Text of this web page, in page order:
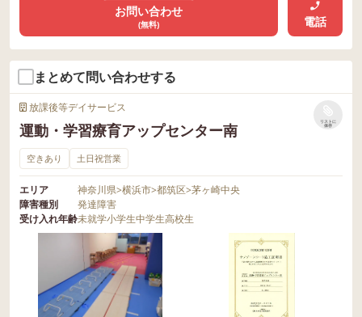
お問い合わせ
(無料) 電話
まとめて問い合わせする
放課後等デイサービス
運動・学習療育アップセンター南
リストに
保存
空きあり 土日祝営業
エリア 神奈川県>横浜市>都筑区>茅ヶ崎中央
障害種別
発達障害
受け入れ年齢未就学小学生中学生高校生